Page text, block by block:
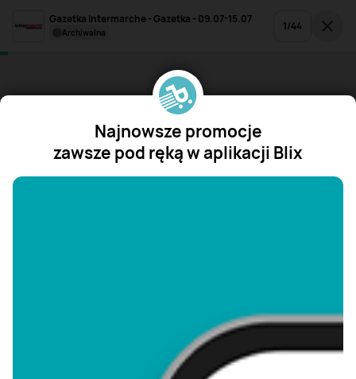
Gazetka Intermarche - Gazetka - 09.07-15.07
archiwalna 1/44
Najnowsze promocje
zawsze pod ręką w aplikacji Blix
"/>